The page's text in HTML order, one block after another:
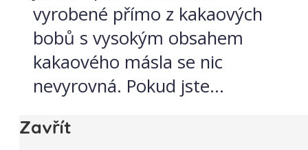
vyrobené přímo z kakaových
bobů s vysokým obsahem
kakaového másla se nic
nevyrovná. Pokud jste...
Zavřít